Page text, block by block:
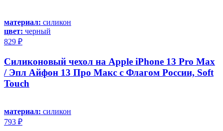
материал: силикон
цвет: черный
829 ₽
Силиконовый чехол на Apple iPhone 13 Pro Max
/ Эпл Айфон 13 Про Макс с Флагом России, Soft
Touch
материал: силикон
793 ₽